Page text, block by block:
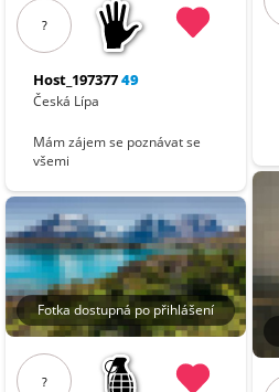
?
Host_19737749
Česká Lípa
Mám zájem se poznávat se
všemi
Fotka dostupná po přihlášení
?